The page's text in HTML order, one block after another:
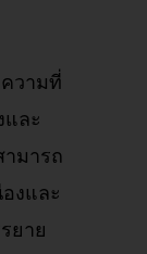
วามที่
และ
ามารถ
งและ
ยาย